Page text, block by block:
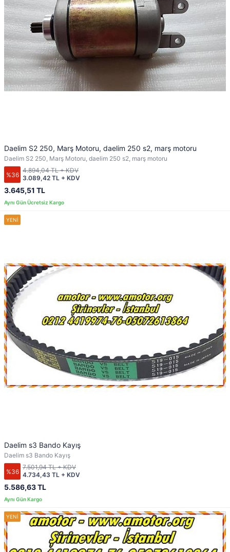
Daelim S2 250, Marş Motoru, daelim 250 s2, marş motoru
Daelim S2 250, Marş Motoru, daelim 250 s2, marş motoru
%36
3.645,51 TL
3.089,42 TL + KDV
4.894,04 TL + KDV
Daelim s3 Bando Kayış
Daelim s3 Bando Kayış
%36
5.586,63 TL
4.734,43 TL + KDV
7.501,94 TL + KDV